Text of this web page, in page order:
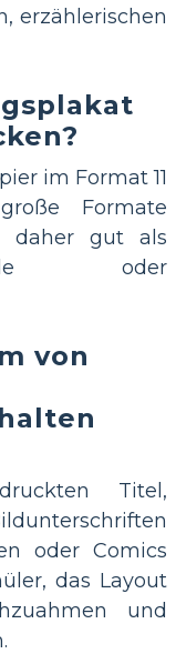
erzählerischen
im Format 11
Formate
daher gut als
oder
von
Titel,
oder Comics
das Layout
und